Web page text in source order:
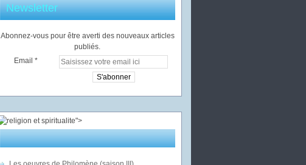
Newsletter
Abonnez-vous pour être averti des nouveaux articles
publiés.
Email
">